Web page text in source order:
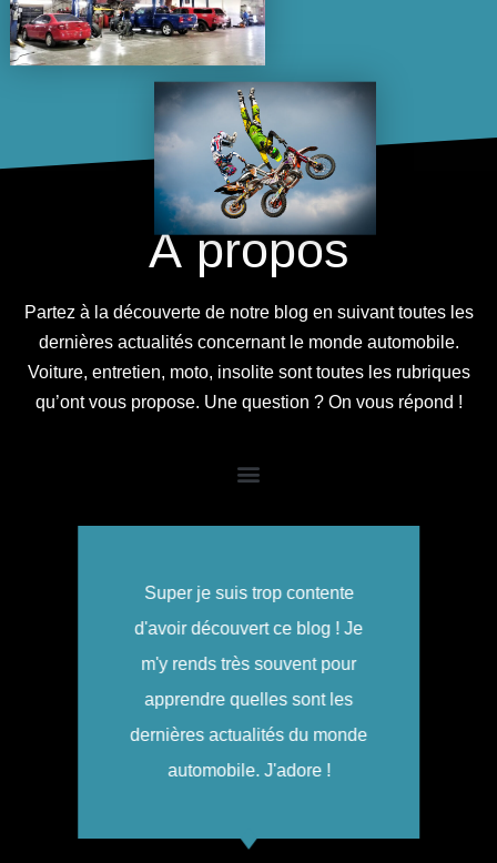
À propos
Partez à la découverte de notre blog en suivant toutes les
dernières actualités concernant le monde automobile.
Voiture, entretien, moto, insolite sont toutes les rubriques
qu’ont vous propose. Une question ? On vous répond !
Super je suis trop contente
d'avoir découvert ce blog ! Je
m'y rends très souvent pour
apprendre quelles sont les
dernières actualités du monde
automobile. J'adore !